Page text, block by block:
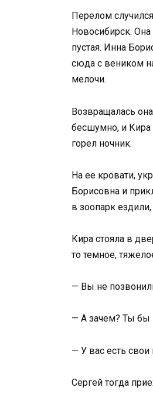
Перелом
Новосибирск. Она
пустая. Инна
сюда с веником
мелочи.
Возвращалась
бесшумно, и
горел ночник.
На ее кровати,
Борисовна и
в зоопарк
Кира стояла в
то темное,
— Вы не
— А зачем? Ты бы
— У вас есть
Сергей тогда